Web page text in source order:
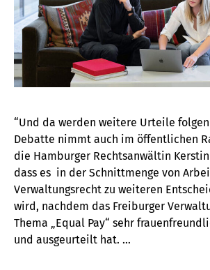
“Und da werden weitere Urteile
Debatte nimmt auch im öffentlichen
die Hamburger Rechtsanwältin
dass es in der Schnittmenge von
Verwaltungsrecht zu weiteren
wird, nachdem das Freiburger
Thema „Equal Pay“ sehr
und ausgeurteilt hat. …